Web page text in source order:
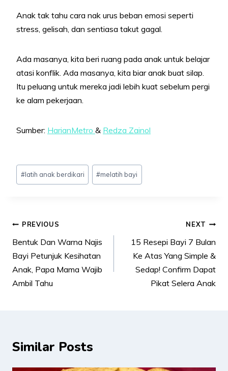
Anak tak tahu cara nak urus beban emosi seperti
stress, gelisah, dan sentiasa takut gagal.
Ada masanya, kita beri ruang pada anak untuk belajar
atasi konflik. Ada masanya, kita biar anak buat silap.
Itu peluang untuk mereka jadi lebih kuat sebelum pergi
ke alam pekerjaan.
Sumber: HarianMetro & Redza Zainol
Post
Tags:
#latih anak berdikari #melatih bayi
Post
navigation
PREVIOUS
Bentuk Dan Warna Najis
Bayi Petunjuk Kesihatan
Anak, Papa Mama Wajib
Ambil Tahu
NEXT
15 Resepi Bayi 7 Bulan
Ke Atas Yang Simple &
Sedap! Confirm Dapat
Pikat Selera Anak
Similar Posts